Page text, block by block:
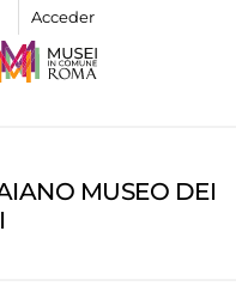
Acceder
MUSEO DEI